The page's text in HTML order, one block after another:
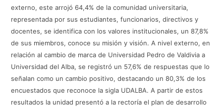
externo, este arrojó 64,4% de la comunidad universitaria,
representada por sus estudiantes, funcionarios, directivos y
docentes, se identifica con los valores institucionales, un 87,8%
de sus miembros, conoce su misión y visión. A nivel externo, en
relación al cambio de marca de Universidad Pedro de Valdivia a
Universidad del Alba, se registró un 57,6% de respuestas que lo
señalan como un cambio positivo, destacando un 80,3% de los
encuestados que reconoce la sigla UDALBA. A partir de estos
resultados la unidad presentó a la rectoría el plan de desarrollo